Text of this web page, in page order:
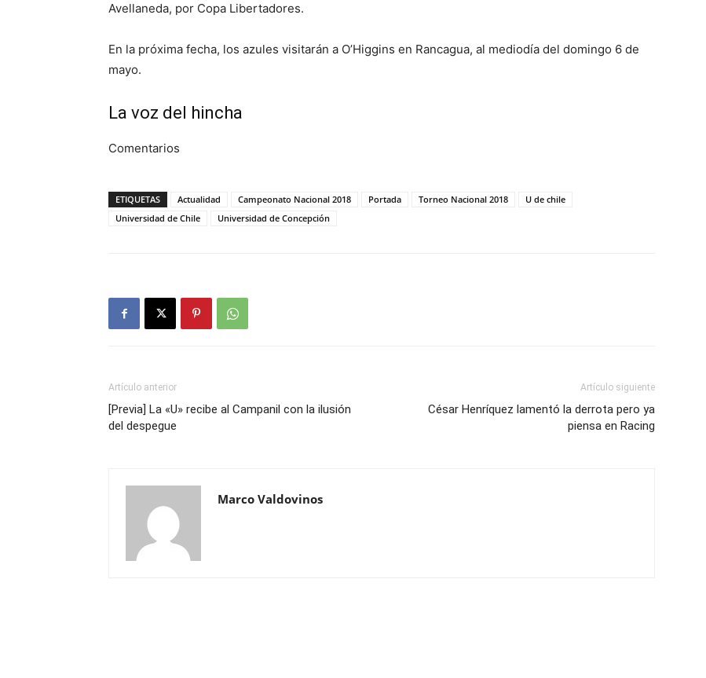
Avellaneda, por Copa Libertadores.
En la próxima fecha, los azules visitarán a O’Higgins en Rancagua, al mediodía del domingo 6 de
mayo.
La voz del hincha
Comentarios
ETIQUETAS Actualidad Campeonato Nacional 2018 Portada Torneo Nacional 2018
U de chile
Universidad de Chile
Universidad de Concepción
Artículo anterior
[Previa] La «U» recibe al Campanil con la ilusión
del despegue
Artículo siguiente
César Henríquez lamentó la derrota pero ya
piensa en Racing
Marco Valdovinos